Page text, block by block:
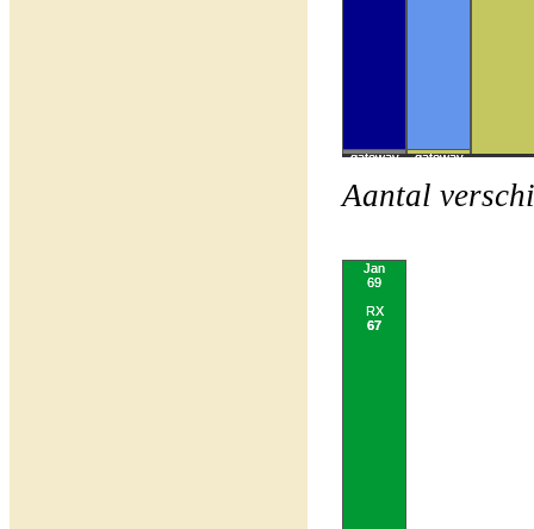
gateway
gateway
Aantal
Jan
69
RX
67